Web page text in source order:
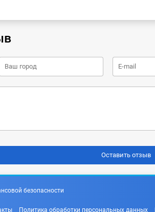
безопасности
Политика обработки персональных данных